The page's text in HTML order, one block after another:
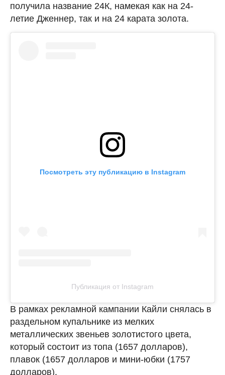
получила название 24К, намекая как на 24-
летие Дженнер, так и на 24 карата золота.
Посмотреть эту публикацию в Instagram
Публикация от Instagram
В рамках рекламной кампании Кайли снялась в
раздельном купальнике из мелких
металлических звеньев золотистого цвета,
который состоит из топа (1657 долларов),
плавок (1657 долларов и мини-юбки (1757
долларов).